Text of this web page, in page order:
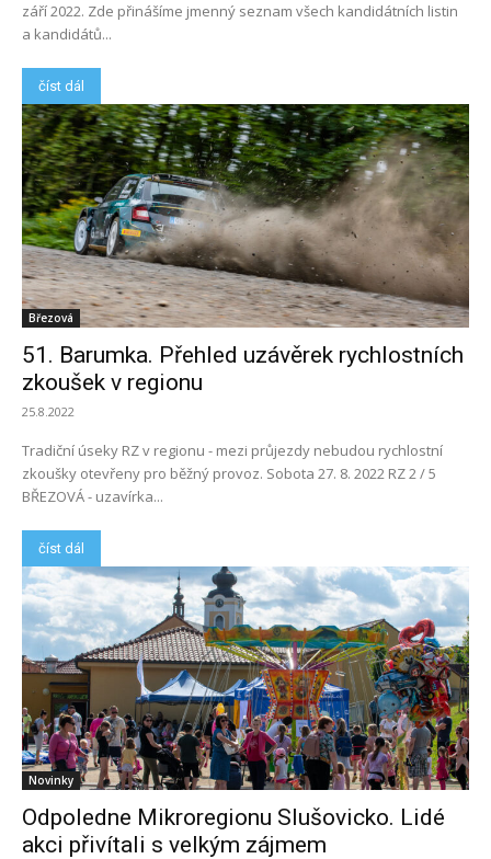
září 2022. Zde přinášíme jmenný seznam všech kandidátních listin
a kandidátů...
číst dál
Březová
51. Barumka. Přehled uzávěrek rychlostních
zkoušek v regionu
25.8.2022
Tradiční úseky RZ v regionu - mezi průjezdy nebudou rychlostní
zkoušky otevřeny pro běžný provoz. Sobota 27. 8. 2022 RZ 2 / 5
BŘEZOVÁ - uzavírka...
číst dál
Novinky
Odpoledne Mikroregionu Slušovicko. Lidé
akci přivítali s velkým zájmem